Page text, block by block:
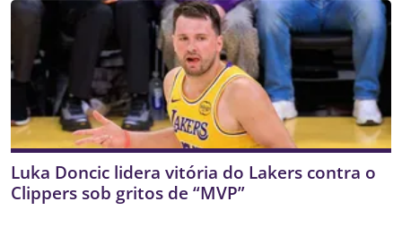
Luka Doncic lidera vitória do Lakers contra o
Clippers sob gritos de “MVP”